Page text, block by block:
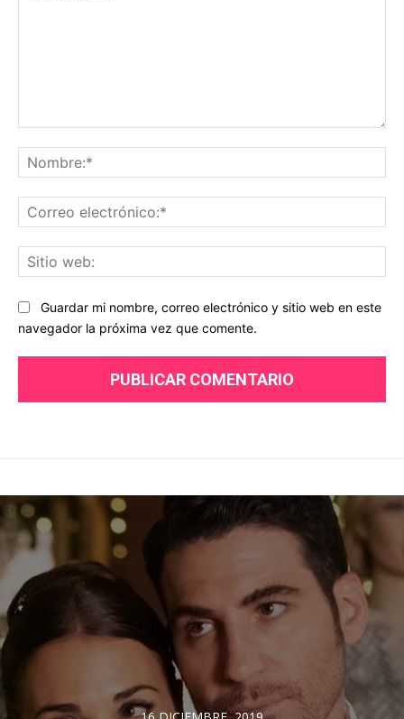
Guardar mi nombre, correo electrónico y sitio web en este
navegador la próxima vez que comente.